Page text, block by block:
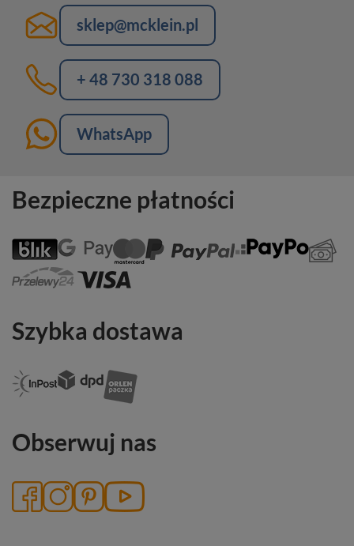
sklep@mcklein.pl
+ 48 730 318 088
WhatsApp
Bezpieczne płatności
Szybka dostawa
Obserwuj nas